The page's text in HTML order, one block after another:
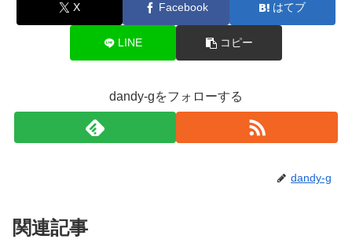
X Facebook はてブ
LINE コピー
dandy-gをフォローする
dandy-g
関連記事